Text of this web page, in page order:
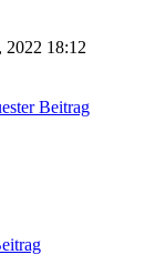
2022 18:12
Beitrag